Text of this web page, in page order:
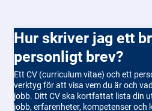
Hur skriver jag ett bra CV och
personligt brev?
Ett CV (curriculum vitae) och ett
verktyg för att visa vem du är och
jobb. Ditt CV ska kortfattat lista din
jobb, erfarenheter, kompetenser